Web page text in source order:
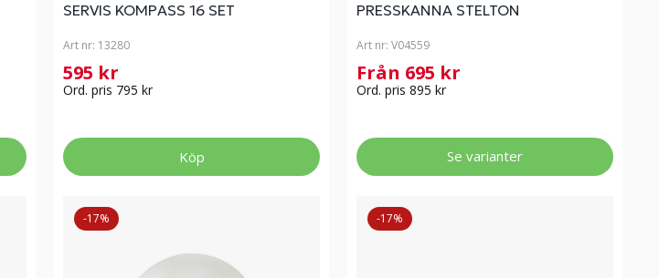
SERVIS KOMPASS 16 SET
Art nr: 13280
595 kr
Ord. pris 795 kr
Köp
PRESSKANNA STELTON
Art nr: V04559
Från 695 kr
Ord. pris 895 kr
Se varianter
-17% -17%